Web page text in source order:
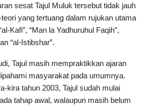
sesat Tajul Muluk tersebut tidak jauh
yang tertuang dalam rujukan utama
Kafi”, “Man la Yadhuruhul Faqih”,
“al-Istibshar”.
Tajul masih mempraktikkan ajaran
masyarakat pada umumnya.
kira tahun 2003, Tajul sudah mulai
tahap awal, walaupun masih belum